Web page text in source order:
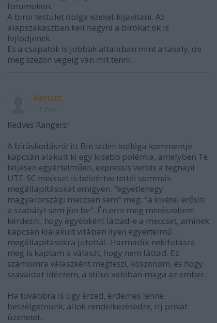
forumokon.
A biroi testulet dolga ezeket kijavitani. Az
alapszakaszban kell hagyni a birokat ok is
fejlodjenek.
Es a csapatok is jobbak altalaban mint a tavaly, de
meg szezon vegeig van mit tenni.
kerusz
Kedves Rangers!
A bíráskodásról itt Bin laden kolléga kommentje
kapcsán alakult ki egy kisebb polémia, amelyben Te
teljesen egyértelműen, expressis verbis a tegnapi
UTE-SC meccset is beleértve tettél sommás
megállapításokat emígyen: "egyetlenegy
magyarországi meccsen sem" meg: "a kivétel erősíti
a szabályt sem jön be". Én erre meg merészeltem
kérdezni, hogy egyébként láttad-e a meccset, aminek
kapcsán kialakult vitában ilyen egyértelmű
megállapításokra jutottál. Harmadik nekifutásra
meg is kaptam a választ, hogy nem láttad. Ez
számomra válaszként megteszi, köszönöm, és hogy
szavaidat idézzem, a stílus valóban maga az ember.
Ha továbbra is úgy érzed, érdemes lenne
beszélgetnünk, állok rendelkezésedre, írj privát
üzenetet.